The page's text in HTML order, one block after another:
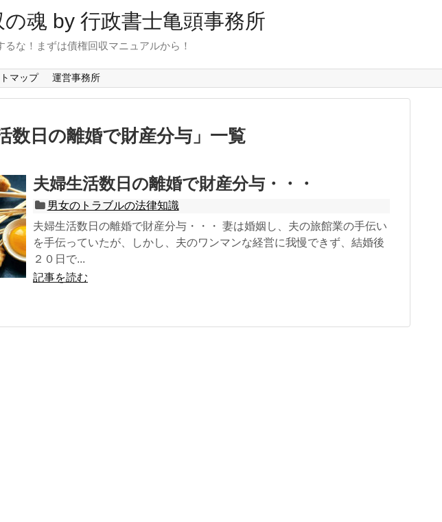
魂 by 行政書士亀頭事務所
るな！まずは債権回収マニュアルから！
マップ 運営事務所
数日の離婚で財産分与 」 一覧
夫婦生活数日の離婚で財産分与・・・
男女のトラブルの法律知識
夫婦生活数日の離婚で財産分与・・・ 妻は婚姻し、夫の旅館業の手伝い
を手伝っていたが、しかし、夫のワンマンな経営に我慢できず、結婚後
２０日で...
記事を読む